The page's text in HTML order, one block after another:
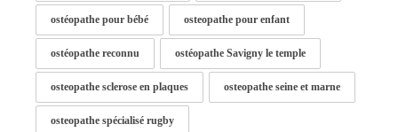
ostéopathe pour bébé osteopathe pour enfant
ostéopathe reconnu ostéopathe Savigny le temple
osteopathe sclerose en plaques osteopathe seine et marne
osteopathe spécialisé rugby